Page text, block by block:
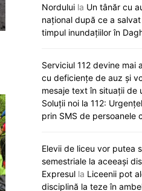
Nordului la Un tânăr cu
național după ce a
timpul inundațiilor în
Serviciul 112 devine mai
cu deficiențe de auz și
mesaje text în situații de
Soluții noi la 112:
prin SMS de persoanele
Elevii de liceu vor putea
semestriale la aceeași
Expresul la Liceenii pot
disciplină la teze în